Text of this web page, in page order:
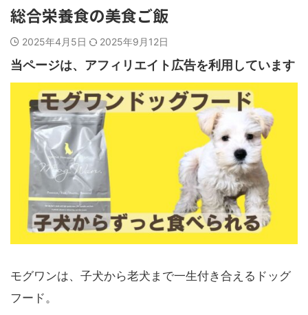
総合栄養食の美食ご飯
2025年4月5日 2025年9月12日
当ページは、アフィリエイト広告を利用しています
モグワンは、子犬から老犬まで一生付き合えるドッグ
フード。